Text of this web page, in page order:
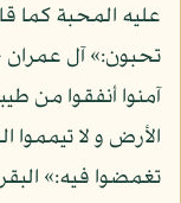
عليه المحبة كما
آمنوا أنفقوا من
الأرض و لا تيمموا
تغمضوا فيه:» البقرة -